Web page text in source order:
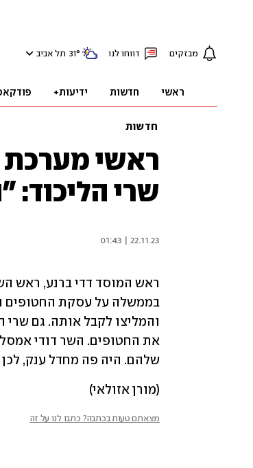
מבזקים דווחו לנו 31° תל אביב
ראשי חדשות ידיעות+
חדשות
ראשי מערכת
שרי הליכוד:
22.11.23 | 01:43
שלהם. היה פה מחדל ענק, לכן
(מורן אזולאי)
מצאתם טעות בכתבה? כתבו לנו על זה